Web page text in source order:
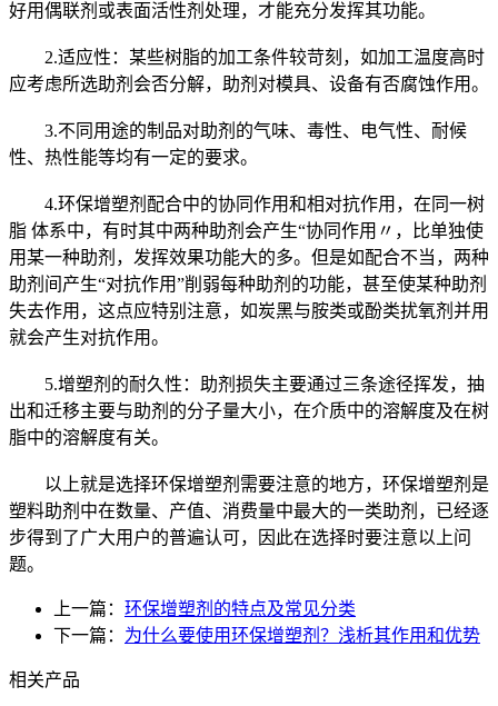
好用偶联剂或表面活性剂处理，才能充分发挥其功能。
2.适应性：某些树脂的加工条件较苛刻，如加工温度高时
应考虑所选助剂会否分解，助剂对模具、设备有否腐蚀作用。
3.不同用途的制品对助剂的气味、毒性、电气性、耐候
性、热性能等均有一定的要求。
4.环保增塑剂配合中的协同作用和相对抗作用，在同一树
脂 体系中，有时其中两种助剂会产生“协同作用〃，比单独使
用某一种助剂，发挥效果功能大的多。但是如配合不当，两种
助剂间产生“对抗作用”削弱每种助剂的功能，甚至使某种助剂
失去作用，这点应特别注意，如炭黑与胺类或酚类扰氧剂并用
就会产生对抗作用。
5.增塑剂的耐久性：助剂损失主要通过三条途径挥发，抽
出和迁移主要与助剂的分子量大小，在介质中的溶解度及在树
脂中的溶解度有关。
以上就是选择环保增塑剂需要注意的地方，环保增塑剂是
塑料助剂中在数量、产值、消费量中最大的一类助剂，已经逐
步得到了广大用户的普遍认可，因此在选择时要注意以上问
题。
上一篇： 环保增塑剂的特点及常见分类
下一篇： 为什么要使用环保增塑剂？浅析其作用和优势
相关产品